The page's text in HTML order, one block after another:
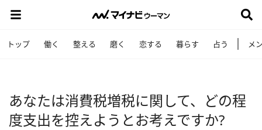
トップ 働く 整える 磨く 恋する 暮らす 占う メ
あなたは消費税増税に関して、どの程
度支出を控えようとお考えですか?